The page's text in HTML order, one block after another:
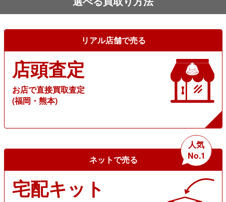
リアル店舗で売る
店頭査定
お店で直接買取査定
(福岡・熊本)
ネットで売る
人気
No.1
宅配キット